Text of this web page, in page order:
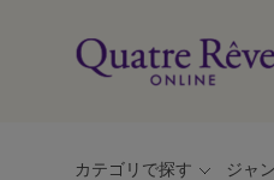
カテゴリで探す ジャ